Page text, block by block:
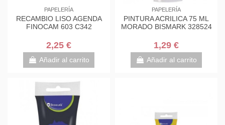
PAPELERÍA
RECAMBIO LISO AGENDA
FINOCAM 603 C342
2,25 €
Añadir al carrito
PAPELERÍA
PINTURA ACRILICA 75 ML
MORADO BISMARK 328524
1,29 €
Añadir al carrito